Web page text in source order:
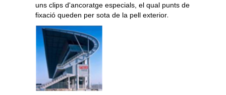
uns clips d'ancoratge especials, el qual punts de
fixació queden per sota de la pell exterior.